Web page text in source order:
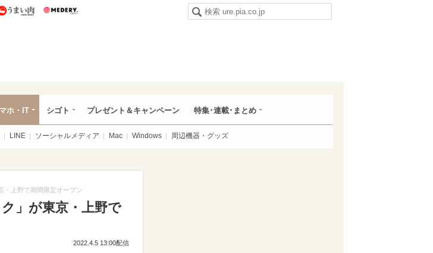
まいパン うまい肉
ホ・IT シゴト プレゼント＆キャンペーン 特集･連載･まとめ
LINE ソーシャルメディア Mac Windows 周辺機器・グッズ
・上野で期間限定オープン
」が東京・上野で
2022.4.5 13:00配信